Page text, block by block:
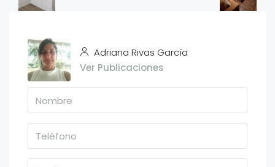
Adriana Rivas García
Ver Publicaciones